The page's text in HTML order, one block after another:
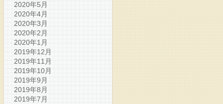
2020年5月
2020年4月
2020年3月
2020年2月
2020年1月
2019年12月
2019年11月
2019年10月
2019年9月
2019年8月
2019年7月